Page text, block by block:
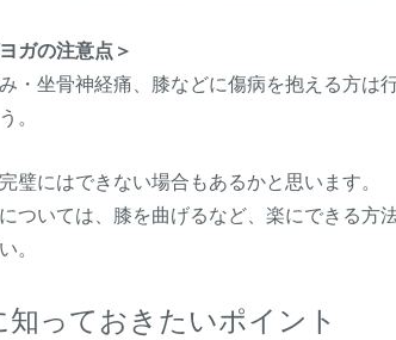
ガの注意点＞
・坐骨神経痛、膝などに傷病を抱える方は
。
璧にはできない場合もあるかと思います。
ついては、膝を曲げるなど、楽にできる方
。
知っておきたいポイント